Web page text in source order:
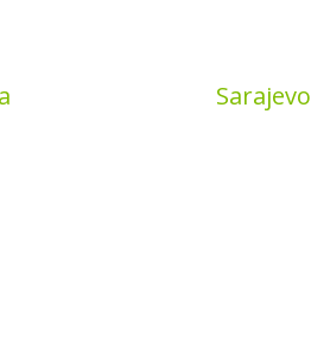
Sarajevo